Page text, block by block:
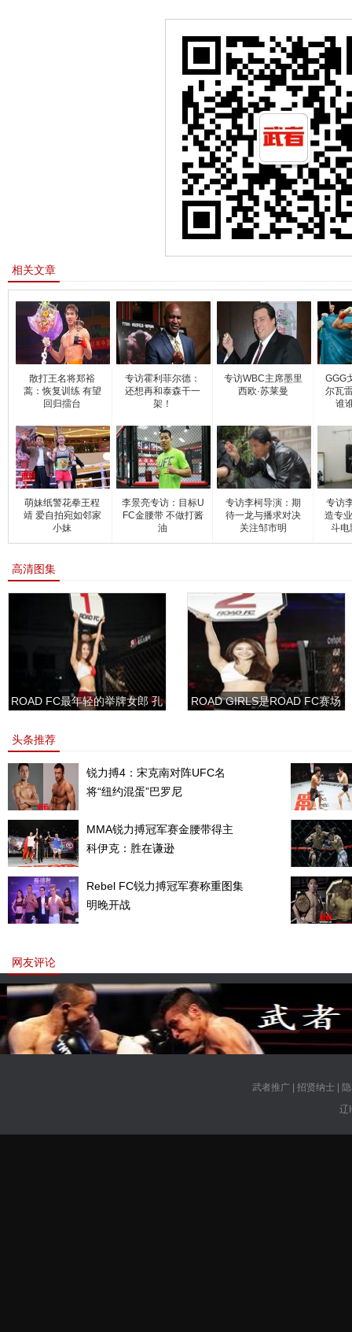
相关文章
散打王名将郑裕
蒿：恢复训练 有望
回归擂台
专访霍利菲尔德：
还想再和泰森干一
架！
专访WBC主席墨里
西欧·苏莱曼
GGG
尔瓦
谁
萌妹纸警花拳王程
靖 爱自拍宛如邻家
小妹
李景亮专访：目标U
FC金腰带 不做打酱
油
专访李柯导演：期
待一龙与播求对决
关注邹市明
专访
造专
斗电
高清图集
ROAD FC最年轻的举牌女郎 孔
ROAD GIRLS是ROAD FC赛场
头条推荐
锐力搏4：宋克南对阵UFC名
将“纽约混蛋”巴罗尼
MMA锐力搏冠军赛金腰带得主
科伊克：胜在谦逊
Rebel FC锐力搏冠军赛称重图集
明晚开战
网友评论
武者推广| 招贤纳士|
辽